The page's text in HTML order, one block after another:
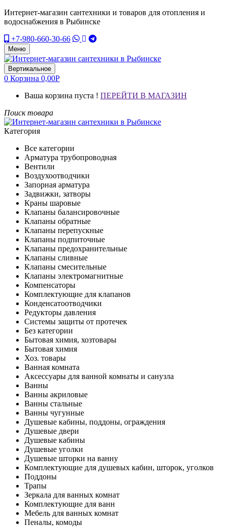
Интернет-магазин сантехники и товаров для отопления и
водоснабжения в Рыбинске
+7-980-660-30-66
Меню
Вертикальное
0 Корзина 0,00Р
Ваша корзина пуста ! ПЕРЕЙТИ В МАГАЗИН
Поиск товара
Категория
Все категории
Арматура трубопроводная
Вентили
Воздухоотводчики
Запорная арматура
Задвижки, затворы
Краны шаровые
Клапаны балансировочные
Клапаны обратные
Клапаны перепускные
Клапаны подпиточные
Клапаны предохранительные
Клапаны сливные
Клапаны смесительные
Клапаны электромагнитные
Компенсаторы
Комплектующие для клапанов
Конденсатоотводчики
Редукторы давления
Системы защиты от протечек
Без категории
Бытовая химия, хозтовары
Бытовая химия
Хоз. товары
Ванная комната
Аксессуары для ванной комнаты и санузла
Ванны
Ванны акриловые
Ванны стальные
Ванны чугунные
Душевые кабины, поддоны, ограждения
Душевые двери
Душевые кабины
Душевые уголки
Душевые шторки на ванну
Комплектующие для душевых кабин, шторок, уголков
Поддоны
Трапы
Зеркала для ванных комнат
Комплектующие для ванн
Мебель для ванных комнат
Пеналы, комоды